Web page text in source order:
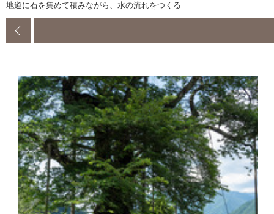
地道に石を集めて積みながら、水の流れをつくる